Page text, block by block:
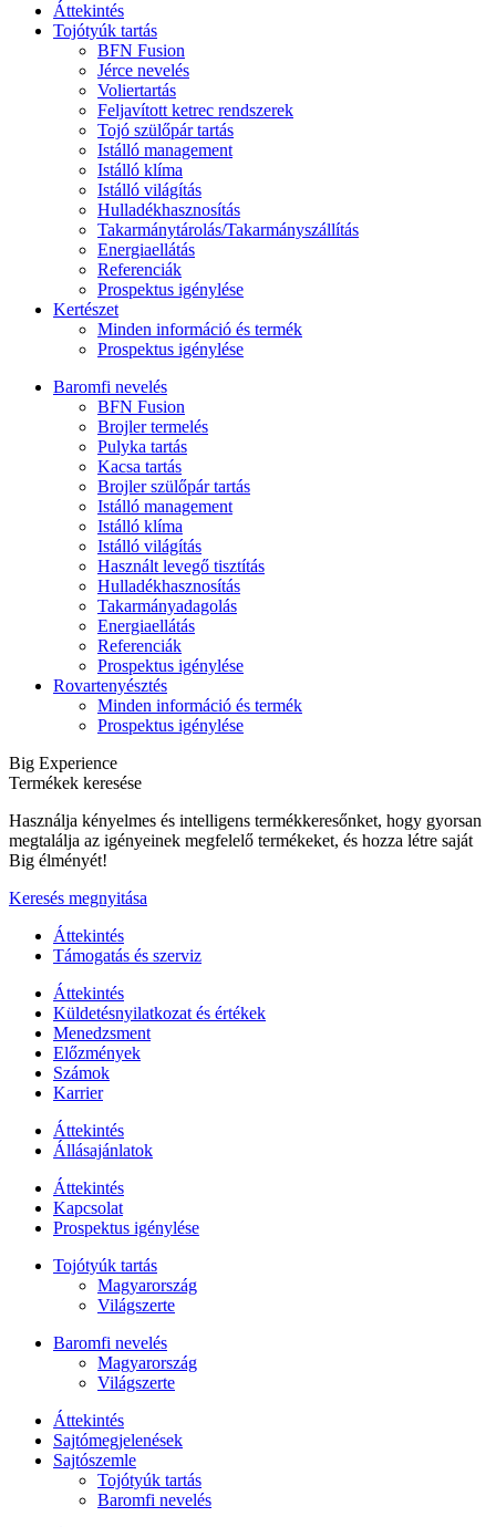
Áttekintés
Tojótyúk tartás
BFN Fusion
Jérce nevelés
Voliertartás
Feljavított ketrec rendszerek
Tojó szülőpár tartás
Istálló management
Istálló klíma
Istálló világítás
Hulladékhasznosítás
Takarmánytárolás/Takarmányszállítás
Energiaellátás
Referenciák
Prospektus igénylése
Kertészet
Minden információ és termék
Prospektus igénylése
Baromfi nevelés
BFN Fusion
Brojler termelés
Pulyka tartás
Kacsa tartás
Brojler szülőpár tartás
Istálló management
Istálló klíma
Istálló világítás
Használt levegő tisztítás
Hulladékhasznosítás
Takarmányadagolás
Energiaellátás
Referenciák
Prospektus igénylése
Rovartenyésztés
Minden információ és termék
Prospektus igénylése
Big Experience
Termékek keresése
Használja kényelmes és intelligens termékkeresőnket, hogy gyorsan
megtalálja az igényeinek megfelelő termékeket, és hozza létre saját
Big élményét!
Keresés megnyitása
Áttekintés
Támogatás és szerviz
Áttekintés
Küldetésnyilatkozat és értékek
Menedzsment
Előzmények
Számok
Karrier
Áttekintés
Állásajánlatok
Áttekintés
Kapcsolat
Prospektus igénylése
Tojótyúk tartás
Magyarország
Világszerte
Baromfi nevelés
Magyarország
Világszerte
Áttekintés
Sajtómegjelenések
Sajtószemle
Tojótyúk tartás
Baromfi nevelés